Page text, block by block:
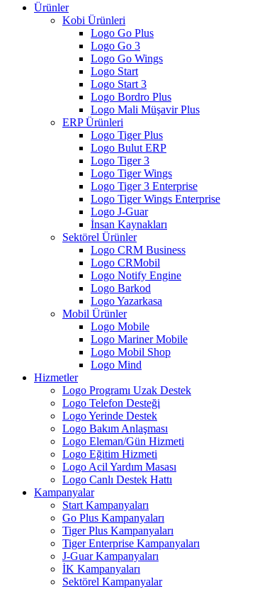
Ürünler
Kobi Ürünleri
Logo Go Plus
Logo Go 3
Logo Go Wings
Logo Start
Logo Start 3
Logo Bordro Plus
Logo Mali Müşavir Plus
ERP Ürünleri
Logo Tiger Plus
Logo Bulut ERP
Logo Tiger 3
Logo Tiger Wings
Logo Tiger 3 Enterprise
Logo Tiger Wings Enterprise
Logo J-Guar
İnsan Kaynakları
Sektörel Ürünler
Logo CRM Business
Logo CRMobil
Logo Notify Engine
Logo Barkod
Logo Yazarkasa
Mobil Ürünler
Logo Mobile
Logo Mariner Mobile
Logo Mobil Shop
Logo Mind
Hizmetler
Logo Programı Uzak Destek
Logo Telefon Desteği
Logo Yerinde Destek
Logo Bakım Anlaşması
Logo Eleman/Gün Hizmeti
Logo Eğitim Hizmeti
Logo Acil Yardım Masası
Logo Canlı Destek Hattı
Kampanyalar
Start Kampanyaları
Go Plus Kampanyaları
Tiger Plus Kampanyaları
Tiger Enterprise Kampanyaları
J-Guar Kampanyaları
İK Kampanyaları
Sektörel Kampanyalar